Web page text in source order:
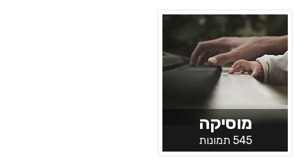
מוסיקה
545 תמונות